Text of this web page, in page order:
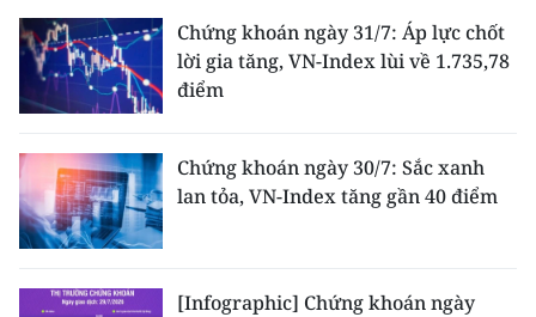
Media Pháp luật
Media Du lịch
Media Thể thao
Media Giáo dục
Media Y tế
Chứng khoán ngày 31/7: Áp lực chốt
lời gia tăng, VN-Index lùi về 1.735,78
điểm
Chứng khoán ngày 30/7: Sắc xanh
lan tỏa, VN-Index tăng gần 40 điểm
[Infographic] Chứng khoán ngày